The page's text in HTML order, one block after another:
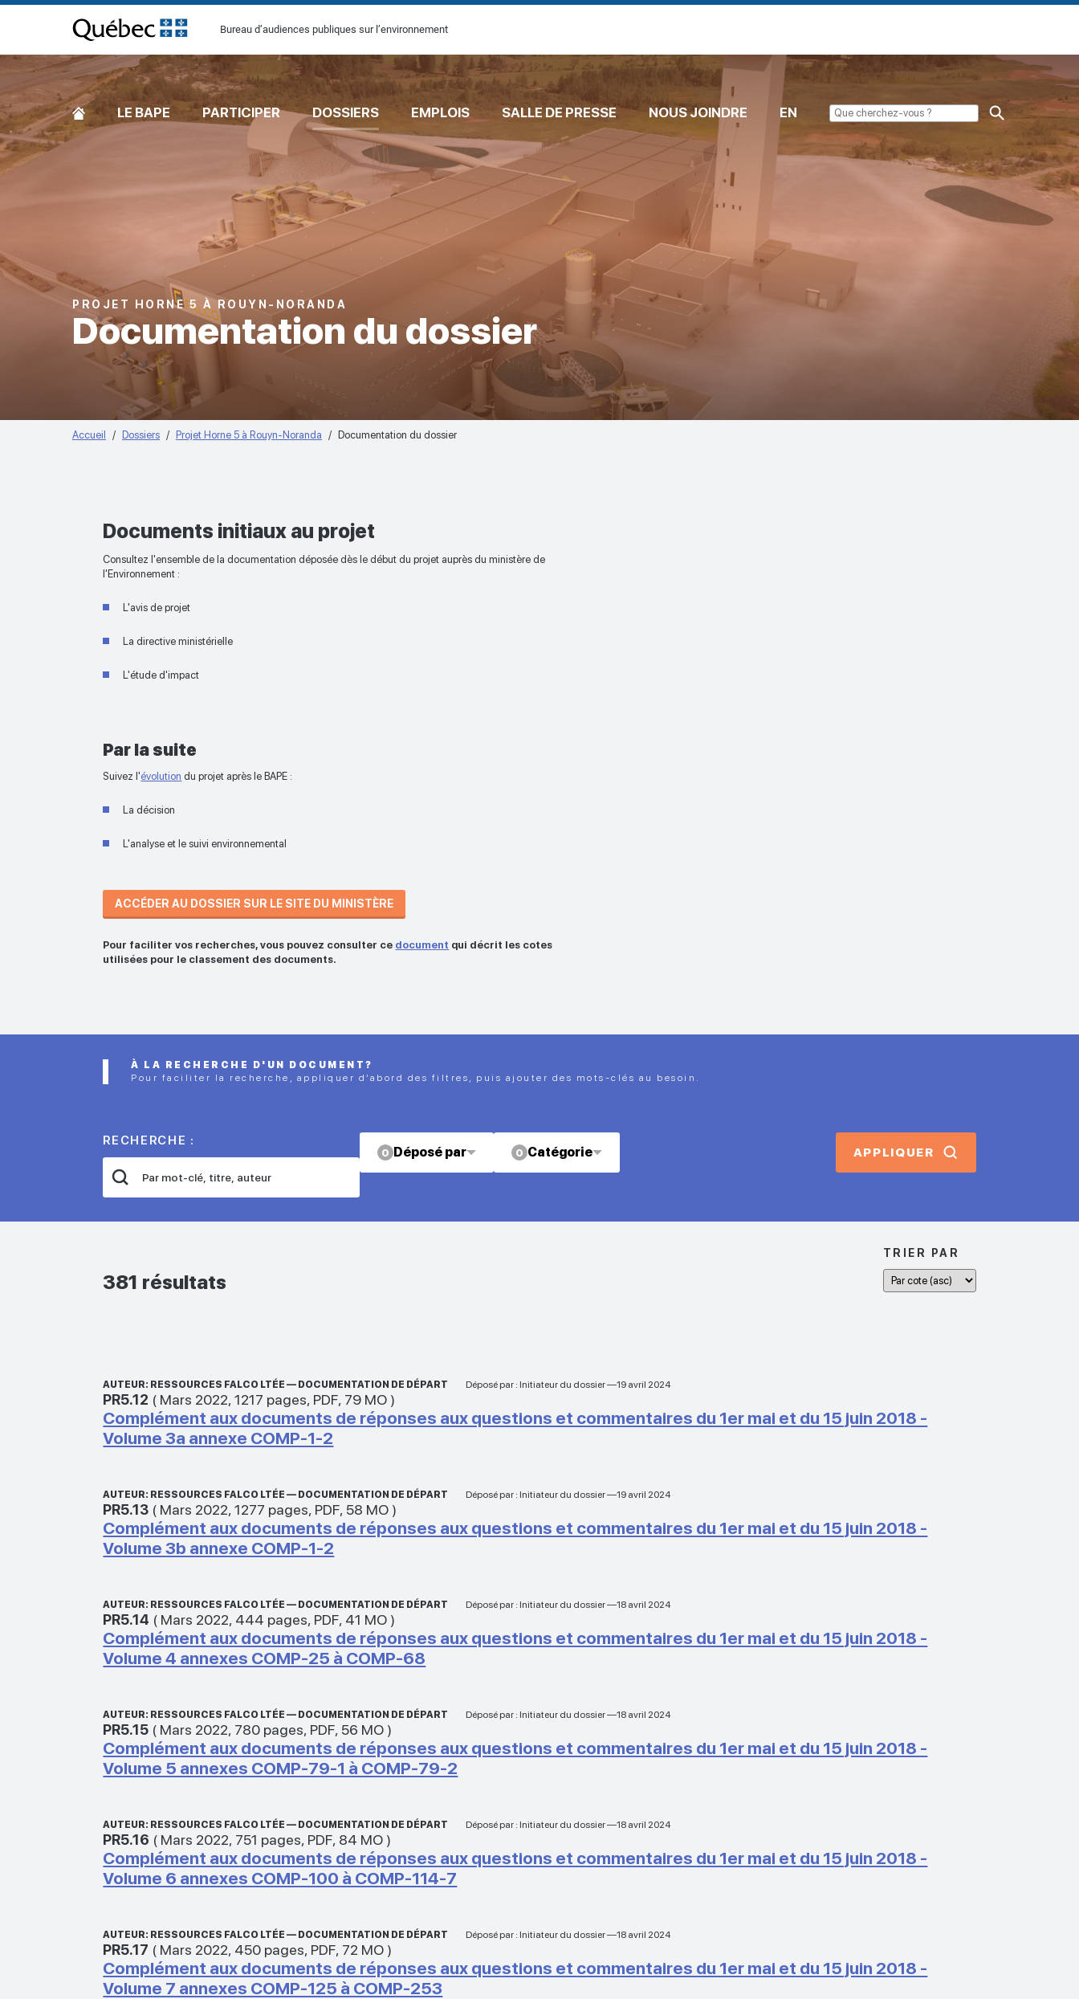
[Common.SkipToContent]
Bureau d’audiences publiques sur l’environnement
ACCUEILLE BAPE PARTICIPER DOSSIERS EMPLOIS SALLE DE PRESSE NOUS JOINDRE EN
PROJET HORNE 5 À ROUYN-NORANDA
Documentation du dossier
Accueil Dossiers Projet Horne 5 à Rouyn-Noranda Documentation du dossier
Documents initiaux au projet
Consultez l'ensemble de la documentation déposée dès le début du projet auprès du ministère de
l'Environnement :
L'avis de projet
La directive ministérielle
L'étude d'impact
Par la suite
Suivez l'évolution du projet après le BAPE :
La décision
L'analyse et le suivi environnemental
ACCÉDER AU DOSSIER SUR LE SITE DU MINISTÈRE
Pour faciliter vos recherches, vous pouvez consulter ce document qui décrit les cotes
utilisées pour le classement des documents.
À LA RECHERCHE D'UN DOCUMENT?
Pour faciliter la recherche, appliquer d’abord des filtres, puis ajouter des mots-clés au besoin.
RECHERCHE :
0 Déposé par 0 Catégorie APPLIQUER
381 résultats
TRIER PAR
AUTEUR: RESSOURCES FALCO LTÉE — DOCUMENTATION DE DÉPART Déposé par : Initiateur du dossier —19 avril 2024
PR5.12 ( Mars 2022,1217 pages, PDF, 79 MO )
Complément aux documents de réponses aux questions et commentaires du 1er mai et du 15 juin 2018 -
Volume 3a annexe COMP-1-2
AUTEUR: RESSOURCES FALCO LTÉE — DOCUMENTATION DE DÉPART Déposé par : Initiateur du dossier —19 avril 2024
PR5.13 ( Mars 2022,1277 pages, PDF, 58 MO )
Complément aux documents de réponses aux questions et commentaires du 1er mai et du 15 juin 2018 -
Volume 3b annexe COMP-1-2
AUTEUR: RESSOURCES FALCO LTÉE — DOCUMENTATION DE DÉPART Déposé par : Initiateur du dossier —18 avril 2024
PR5.14 ( Mars 2022, 444 pages, PDF, 41 MO )
Complément aux documents de réponses aux questions et commentaires du 1er mai et du 15 juin 2018 -
Volume 4 annexes COMP-25 à COMP-68
AUTEUR: RESSOURCES FALCO LTÉE — DOCUMENTATION DE DÉPART Déposé par : Initiateur du dossier —18 avril 2024
PR5.15 ( Mars 2022, 780 pages, PDF, 56 MO )
Complément aux documents de réponses aux questions et commentaires du 1er mai et du 15 juin 2018 -
Volume 5 annexes COMP-79-1 à COMP-79-2
AUTEUR: RESSOURCES FALCO LTÉE — DOCUMENTATION DE DÉPART Déposé par : Initiateur du dossier —18 avril 2024
PR5.16 ( Mars 2022, 751 pages, PDF, 84 MO )
Complément aux documents de réponses aux questions et commentaires du 1er mai et du 15 juin 2018 -
Volume 6 annexes COMP-100 à COMP-114-7
AUTEUR: RESSOURCES FALCO LTÉE — DOCUMENTATION DE DÉPART Déposé par : Initiateur du dossier —18 avril 2024
PR5.17 ( Mars 2022, 450 pages, PDF, 72 MO )
Complément aux documents de réponses aux questions et commentaires du 1er mai et du 15 juin 2018 -
Volume 7 annexes COMP-125 à COMP-253